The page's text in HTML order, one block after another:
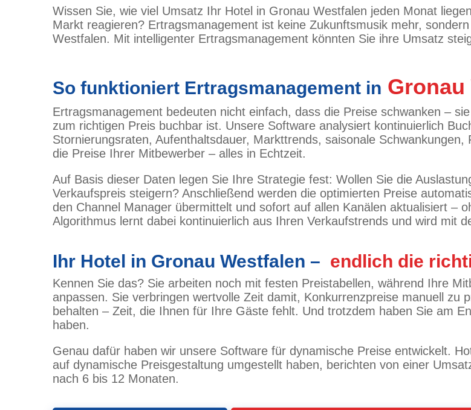
Wissen Sie, wie viel Umsatz Ihr Hotel in Gronau Westfalen jeden Monat
Markt reagieren? Ertragsmanagement ist keine Zukunftsmusik mehr,
Westfalen. Mit intelligenter Ertragsmanagement könnten Sie ihre Umsatz
So funktioniert Ertragsmanagement in Gronau
Ertragsmanagement bedeuten nicht einfach, dass die Preise schwanken –
zum richtigen Preis buchbar ist. Unsere Software analysiert kontinuierlich
Stornierungsraten, Aufenthaltsdauer, Markttrends, saisonale
die Preise Ihrer Mitbewerber – alles in Echtzeit.
Auf Basis dieser Daten legen Sie Ihre Strategie fest: Wollen Sie die
Verkaufspreis steigern? Anschließend werden die optimierten Preise
den Channel Manager übermittelt und sofort auf allen Kanälen aktualisiert –
Algorithmus lernt dabei kontinuierlich aus Ihren Verkaufstrends und wird mit
Ihr Hotel in Gronau Westfalen – endlich die
Kennen Sie das? Sie arbeiten noch mit festen Preistabellen, während Ihre
anpassen. Sie verbringen wertvolle Zeit damit, Konkurrenzpreise manuell zu
behalten – Zeit, die Ihnen für Ihre Gäste fehlt. Und trotzdem haben Sie am
haben.
Genau dafür haben wir unsere Software für dynamische Preise entwickelt.
auf dynamische Preisgestaltung umgestellt haben, berichten von einer
nach 6 bis 12 Monaten.